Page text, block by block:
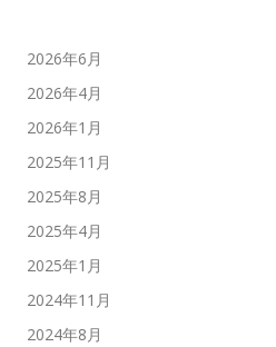
2026年6月
2026年4月
2026年1月
2025年11月
2025年8月
2025年4月
2025年1月
2024年11月
2024年8月